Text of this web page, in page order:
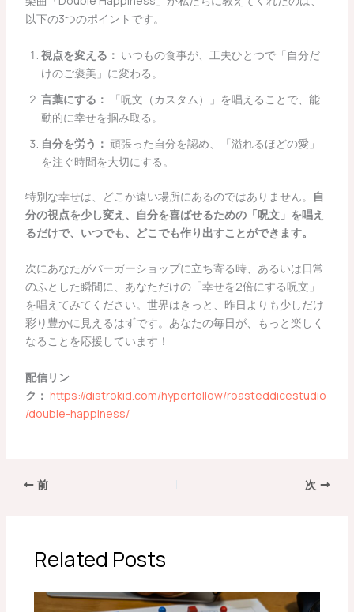
以下の3つのポイントです。
視点を変える： いつもの食事が、工夫ひとつで「自分だ
けのご褒美」に変わる。
言葉にする：
「呪文（カスタム）」を唱えることで、能
動的に幸せを掴み取る。
自分を労う： 頑張った自分を認め、「溢れるほどの愛」
を注ぐ時間を大切にする。
特別な幸せは、どこか遠い場所にあるのではありません。
自
分の視点を少し変え、自分を喜ばせるための「呪文」を唱え
るだけで、いつでも、どこでも作り出すことができます。
次にあなたがバーガーショップに立ち寄る時、あるいは日常
のふとした瞬間に、あなただけの「幸せを2倍にする呪文」
を唱えてみてください。世界はきっと、昨日よりも少しだけ
彩り豊かに見えるはずです。あなたの毎日が、もっと楽しく
なることを応援しています！
配信リン
ク： https://distrokid.com/hyperfollow/roasteddicestudio
/double-happiness/
前 次
Related Posts